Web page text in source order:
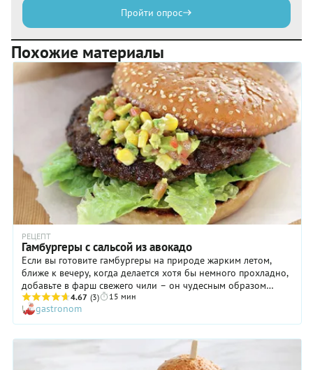
Пройти опрос
Похожие материалы
РЕЦЕПТ
Гамбургеры с сальсой из авокадо
Если вы готовите гамбургеры на природе жарким летом,
ближе к вечеру, когда делается хотя бы немного прохладно,
добавьте в фарш свежего чили – он чудесным образом
сделает именно то, что нужно в данный момент вашему
организму: согреет или поможет справиться с жарой. А
аппетитная разноцветная сальса в этом блюде – не столько
довольно сытный.
4.67 (3) 15 мин
gastronom